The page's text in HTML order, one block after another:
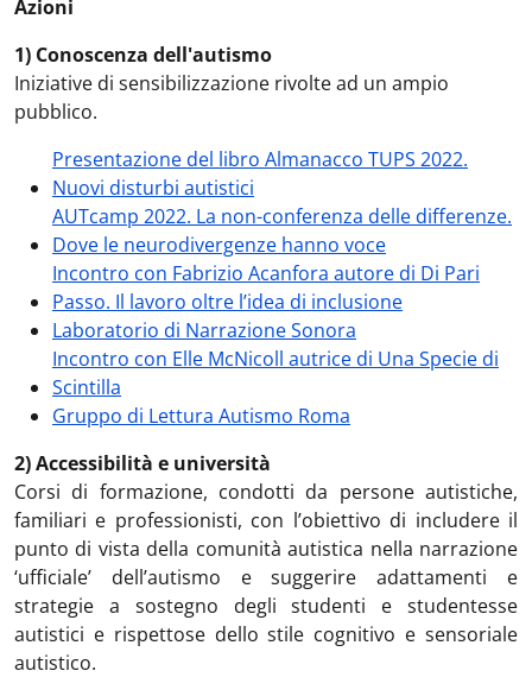
Azioni
1) Conoscenza dell'autismo
Iniziative di sensibilizzazione rivolte ad un ampio
pubblico.
Presentazione del libro Almanacco TUPS 2022.
Nuovi disturbi autistici
AUTcamp 2022. La non-conferenza delle differenze.
Dove le neurodivergenze hanno voce
Incontro con Fabrizio Acanfora autore di Di Pari
Passo. Il lavoro oltre l’idea di inclusione
Laboratorio di Narrazione Sonora
Incontro con Elle McNicoll autrice di Una Specie di
Scintilla
Gruppo di Lettura Autismo Roma
2) Accessibilità e università
Corsi di formazione, condotti da persone autistiche,
familiari e professionisti, con l’obiettivo di includere il
punto di vista della comunità autistica nella narrazione
‘ufficiale’ dell’autismo e suggerire adattamenti e
strategie a sostegno degli studenti e studentesse
autistici e rispettose dello stile cognitivo e sensoriale
autistico.